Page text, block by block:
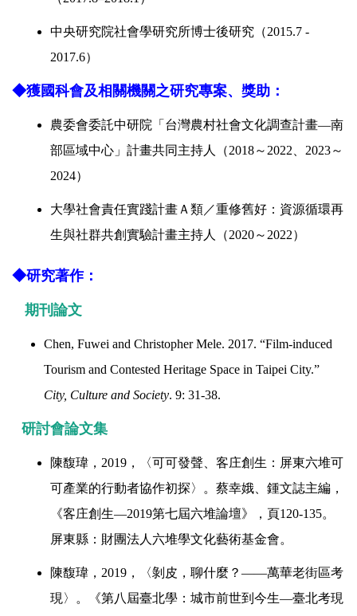
中央研究院社會學研究所博士後研究（2015.7 -
2017.6）
◆獲國科會及相關機關之研究專案、獎助 ：
農委會委託中研院「台灣農村社會文化調查計畫—南
部區域中心」計畫共同主持人（2018～2022、2023～
2024）
大學社會責任實踐計畫Ａ類／重修舊好：資源循環再
生與社群共創實驗計畫主持人（2020～ 2022）
◆研究著作：
期刊論文
Chen, Fuwei and Christopher Mele. 2017. “Film-induced
Tourism and Contested Heritage Space in Taipei City.”
City, Culture and Society. 9: 31-38.
研討會論文集
陳馥瑋， 2019 ，〈可可發聲、客庄創生：屏東六堆可
可產業的行動者協作初探〉
。蔡幸娥、鍾文誌主編，
《客庄創生—2019第七屆六堆論壇》，頁120-135。
屏東縣：財團法人六堆學文化藝術基金會。
陳馥瑋， 2019 ，〈剝皮，聊什麼？ ——萬華老街區考
現〉。《第八屆臺北學：城市前世到今生—臺北考現